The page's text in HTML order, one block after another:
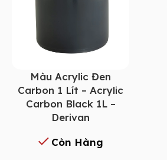
Màu Acrylic Đen
Carbon 1 Lít – Acrylic
Carbon Black 1L –
Derivan
Còn Hàng